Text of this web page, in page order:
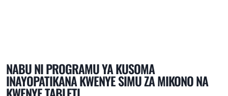
NABU NI PROGRAMU YA KUSOMA
INAYOPATIKANA KWENYE SIMU ZA MIKONO NA